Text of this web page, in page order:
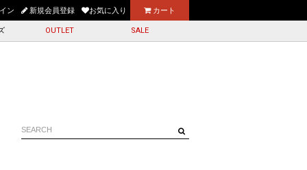
延について＞
ン 新規会員登録 お気に入り カート
OUTLET SALE